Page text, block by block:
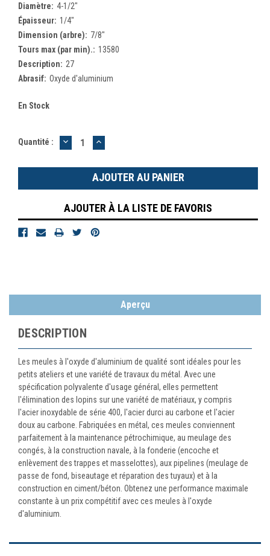
Diamètre: 4-1/2"
Épaisseur: 1/4"
Dimension (arbre): 7/8"
Tours max (par min).: 13580
Description: 27
Abrasif: Oxyde d'aluminium
En Stock
Quantité : DIMINUER
LA
:
AUGMENTER
LA
:
AJOUTER À LA LISTE DE FAVORIS
Aperçu
DESCRIPTION
Les meules à l'oxyde d'aluminium de qualité sont idéales pour les
petits ateliers et une variété de travaux du métal. Avec une
spécification polyvalente d'usage général, elles permettent
l'élimination des lopins sur une variété de matériaux, y compris
l'acier inoxydable de série 400, l'acier durci au carbone et l'acier
doux au carbone. Fabriquées en métal, ces meules conviennent
parfaitement à la maintenance pétrochimique, au meulage des
congés, à la construction navale, à la fonderie (encoche et
enlèvement des trappes et masselottes), aux pipelines (meulage de
passe de fond, biseautage et réparation des tuyaux) et à la
construction en ciment/béton. Obtenez une performance maximale
constante à un prix compétitif avec ces meules à l'oxyde
d'aluminium.